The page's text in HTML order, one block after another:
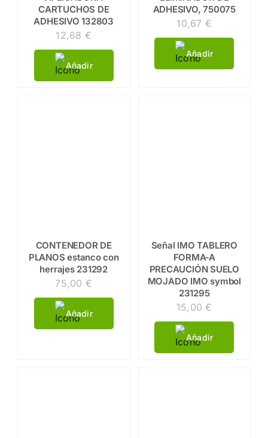
CARTUCHOS DE
ADHESIVO 132803
12,68 €
Añadir
ADHESIVO, 750075
10,67 €
Añadir
CONTENEDOR DE
PLANOS estanco con
herrajes 231292
75,00 €
Añadir
Señal IMO TABLERO
FORMA-A
PRECAUCIÓN SUELO
MOJADO IMO symbol
231295
15,00€
Añadir